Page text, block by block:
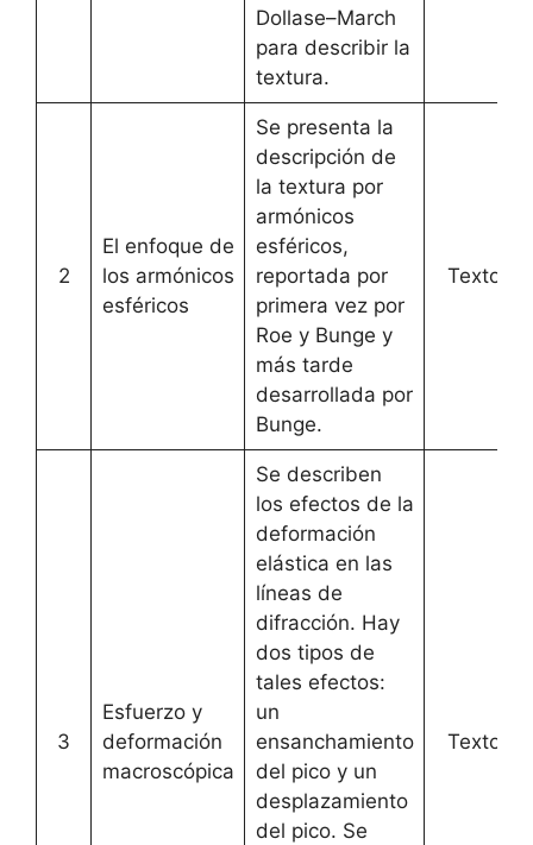
Dollase–March
para describir la
textura.
2
El enfoque de
los armónicos
esféricos
Se presenta la
descripción de
la textura por
armónicos
esféricos,
reportada por
primera vez por
Roe y Bunge y
más tarde
desarrollada por
Bunge.
Texto
3
Esfuerzo y
deformación
macroscópica
Se describen
los efectos de la
deformación
elástica en las
líneas de
difracción. Hay
dos tipos de
tales efectos:
un
ensanchamiento
del pico y un
desplazamiento
del pico. Se
Texto